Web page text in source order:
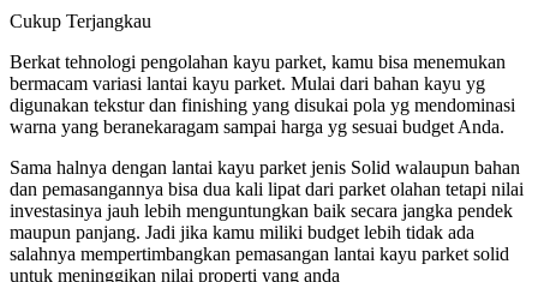
Cukup Terjangkau
Berkat tehnologi pengolahan kayu parket, kamu bisa menemukan
bermacam variasi lantai kayu parket. Mulai dari bahan kayu yg
digunakan tekstur dan finishing yang disukai pola yg mendominasi
warna yang beranekaragam sampai harga yg sesuai budget Anda.
Sama halnya dengan lantai kayu parket jenis Solid walaupun bahan
dan pemasangannya bisa dua kali lipat dari parket olahan tetapi nilai
investasinya jauh lebih menguntungkan baik secara jangka pendek
maupun panjang. Jadi jika kamu miliki budget lebih tidak ada
salahnya mempertimbangkan pemasangan lantai kayu parket solid
untuk meninggikan nilai properti yang anda